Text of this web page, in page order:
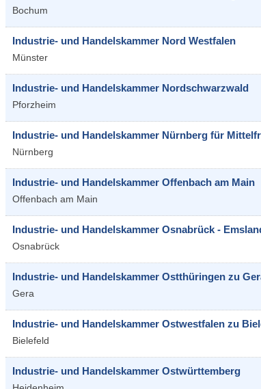
Bochum
Industrie- und Handelskammer Nord Westfalen
Münster
Industrie- und Handelskammer Nordschwarzwald
Pforzheim
Industrie- und Handelskammer Nürnberg für
Nürnberg
Industrie- und Handelskammer Offenbach am Main
Offenbach am Main
Industrie- und Handelskammer Osnabrück -
Osnabrück
Industrie- und Handelskammer Ostthüringen zu
Gera
Industrie- und Handelskammer Ostwestfalen zu
Bielefeld
Industrie- und Handelskammer Ostwürttemberg